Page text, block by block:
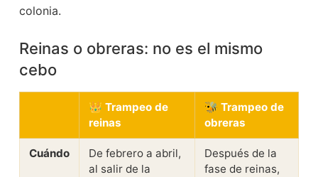
colonia.
Reinas o obreras: no es el mismo
cebo
👑 Trampeo de
reinas
🐝 Trampeo de
obreras
Cuándo
De febrero a abril,
al salir de la
Después de la
fase de reinas,